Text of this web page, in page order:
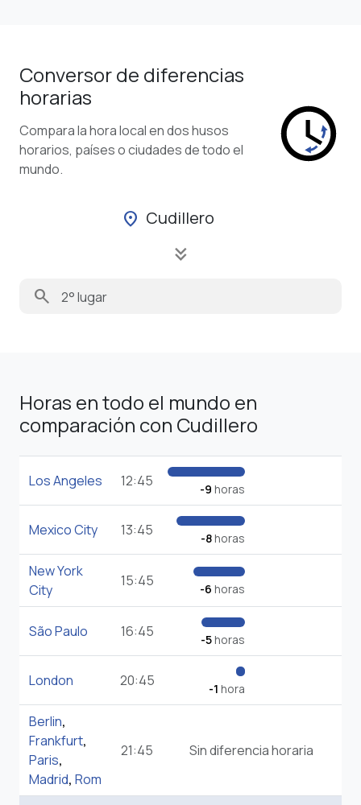
Conversor de diferencias
horarias
Compara la hora local en dos husos
horarios, países o ciudades de todo el
mundo.
location_on Cudillero
keyboard_double_arrow_down
search
Horas en todo el mundo en
comparación con Cudillero
Los Angeles 12:45 -9 horas
Mexico City 13:45 -8horas
New York
City
15:45 -6 horas
São Paulo 16:45 -5horas
London 20:45 -1 hora
Berlin,
Frankfurt,
Paris,
Madrid, Rom
21:45 Sin diferencia horaria